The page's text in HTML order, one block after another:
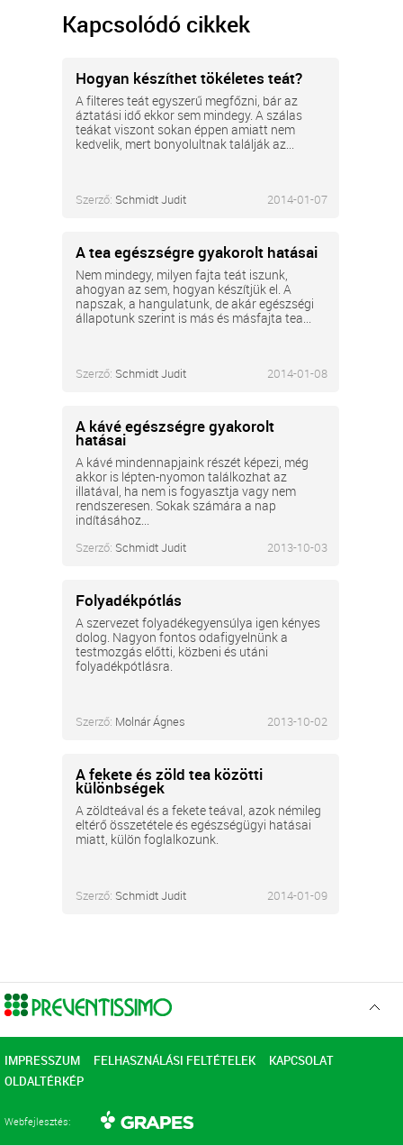
Kapcsolódó cikkek
Hogyan készíthet tökéletes teát?
A filteres teát egyszerű megfőzni, bár az
áztatási idő ekkor sem mindegy. A szálas
teákat viszont sokan éppen amiatt nem
kedvelik, mert bonyolultnak találják az...
Szerző: Schmidt Judit 2014-01-07
A tea egészségre gyakorolt hatásai
Nem mindegy, milyen fajta teát iszunk,
ahogyan az sem, hogyan készítjük el. A
napszak, a hangulatunk, de akár egészségi
állapotunk szerint is más és másfajta tea...
Szerző: Schmidt Judit 2014-01-08
A kávé egészségre gyakorolt
hatásai
A kávé mindennapjaink részét képezi, még
akkor is lépten-nyomon találkozhat az
illatával, ha nem is fogyasztja vagy nem
rendszeresen. Sokak számára a nap
indításához...
Szerző: Schmidt Judit 2013-10-03
Folyadékpótlás
A szervezet folyadékegyensúlya igen kényes
dolog. Nagyon fontos odafigyelnünk a
testmozgás előtti, közbeni és utáni
folyadékpótlásra.
Szerző: Molnár Ágnes 2013-10-02
A fekete és zöld tea közötti
különbségek
A zöldteával és a fekete teával, azok némileg
eltérő összetétele és egészségügyi hatásai
miatt, külön foglalkozunk.
Szerző: Schmidt Judit 2014-01-09
elejére
IMPRESSZUM
FELHASZNÁLÁSI FELTÉTELEK
KAPCSOLAT
OLDALTÉRKÉP
Webfejlesztés: